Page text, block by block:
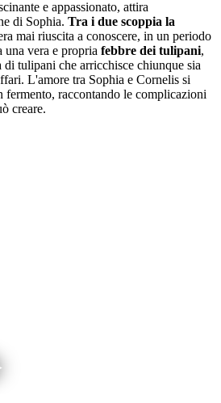
e appassionato, attira
di Sophia. Tra i due scoppia la
mai riuscita a conoscere, in un periodo
una vera e propria febbre dei tulipani,
tulipani che arricchisce chiunque sia
L'amore tra Sophia e Cornelis si
fermento, raccontando le complicazioni
creare.